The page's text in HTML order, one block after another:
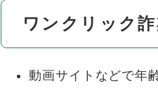
ワンクリック
動画サイトなどで年